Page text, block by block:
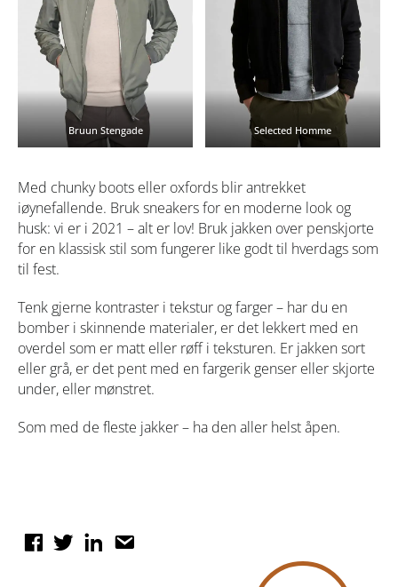
Bruun Stengade Selected Homme
Med chunky boots eller oxfords blir antrekket
iøynefallende. Bruk sneakers for en moderne look og
husk: vi er i 2021 – alt er lov! Bruk jakken over penskjorte
for en klassisk stil som fungerer like godt til hverdags som
til fest.
Tenk gjerne kontraster i tekstur og farger – har du en
bomber i skinnende materialer, er det lekkert med en
overdel som er matt eller røff i teksturen. Er jakken sort
eller grå, er det pent med en fargerik genser eller skjorte
under, eller mønstret.
Som med de fleste jakker – ha den aller helst åpen.